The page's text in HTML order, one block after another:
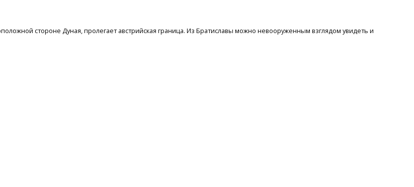
стороне Дуная, пролегает австрийская граница. Из Братиславы можно невооруженным взглядом увидеть и